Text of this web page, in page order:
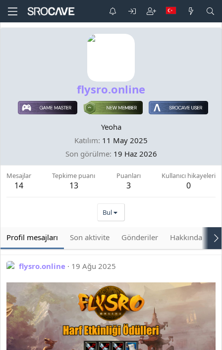
flysro.online
Yeoha
Katılım 11 May 2025
Son görülme 19 Haz 2026
Mesajlar
14
Tepkime puanı
13
Puanları
3
Kullanıcı hikayeleri
0
Bul
Profil mesajları Son aktivite Gönderiler Hakkında
flysro.online 19 Ağu 2025